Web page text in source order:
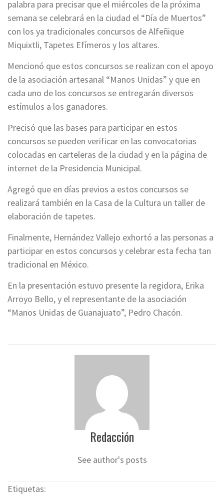
palabra para precisar que el miércoles de la próxima
semana se celebrará en la ciudad el “Día de Muertos”
con los ya tradicionales concursos de Alfeñique
Miquixtli, Tapetes Efímeros y los altares.
Mencionó que estos concursos se realizan con el apoyo
de la asociación artesanal “Manos Unidas” y que en
cada uno de los concursos se entregarán diversos
estímulos a los ganadores.
Precisó que las bases para participar en estos
concursos se pueden verificar en las convocatorias
colocadas en carteleras de la ciudad y en la página de
internet de la Presidencia Municipal.
Agregó que en días previos a estos concursos se
realizará también en la Casa de la Cultura un taller de
elaboración de tapetes.
Finalmente, Hernández Vallejo exhortó a las personas a
participar en estos concursos y celebrar esta fecha tan
tradicional en México.
En la presentación estuvo presente la regidora, Erika
Arroyo Bello, y el representante de la asociación
“Manos Unidas de Guanajuato”, Pedro Chacón.
Redacción
See author's posts
Etiquetas: